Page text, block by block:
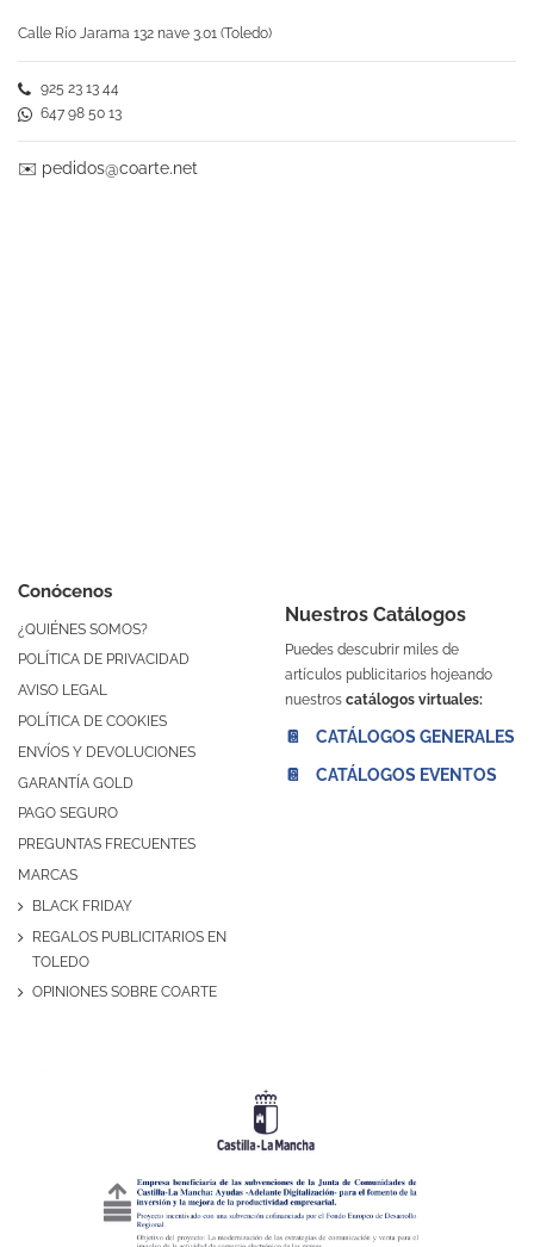
Conócenos
¿QUIÉNES SOMOS?
POLÍTICA DE PRIVACIDAD
AVISO LEGAL
POLÍTICA DE COOKIES
ENVÍOS Y DEVOLUCIONES
GARANTÍA GOLD
PAGO SEGURO
PREGUNTAS FRECUENTES
MARCAS
BLACK FRIDAY
REGALOS PUBLICITARIOS EN
TOLEDO
OPINIONES SOBRE COARTE
Nuestros Catálogos
Puedes descubrir miles de
artículos publicitarios hojeando
nuestros catálogos virtuales:
📔 CATÁLOGOS GENERALES
📔 CATÁLOGOS EVENTOS
Calle Río Jarama 132 nave 3.01 (Toledo)
925 23 13 44
647 98 50 13
✉️ pedidos@coarte.net